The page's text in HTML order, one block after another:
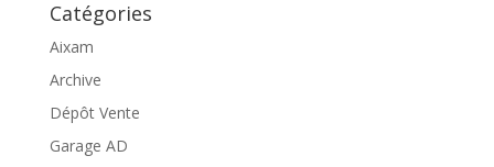
Catégories
Aixam
Archive
Dépôt Vente
Garage AD